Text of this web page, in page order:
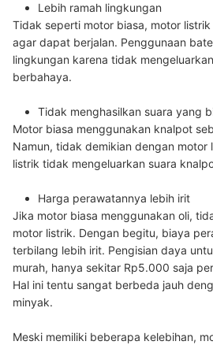
Lebih ramah lingkungan
Tidak seperti motor biasa, motor
agar dapat berjalan. Penggunaan
lingkungan karena tidak
berbahaya.
Tidak menghasilkan suara yang
Motor biasa menggunakan knalpot
Namun, tidak demikian dengan motor
listrik tidak mengeluarkan suara
Harga perawatannya lebih irit
Jika motor biasa menggunakan oli,
motor listrik. Dengan begitu, biaya
terbilang lebih irit. Pengisian daya
murah, hanya sekitar Rp5.000 saja
Hal ini tentu sangat berbeda jauh
minyak.
Meski memiliki beberapa kelebihan,